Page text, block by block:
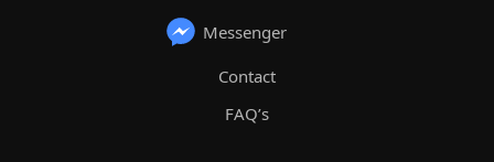
Messenger
Contact
FAQ’s